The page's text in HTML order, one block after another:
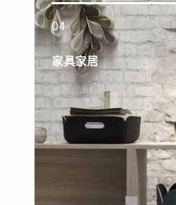
04
家具家居